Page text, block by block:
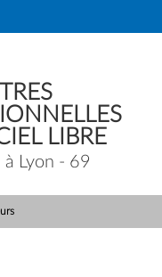
LIBRE
Lyon - 69